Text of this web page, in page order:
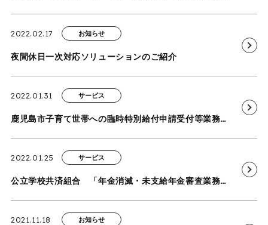
2022.02.17 お知らせ
夜間休日一次対応ソリューションのご紹介
2022.01.31 サービス
鹿児島市子育て世帯への臨時特別給付申請受付等業務を受託 －申請受付・審査・相談窓口等業務の事務局運営代行サービスの運営－
2022.01.25 サービス
公立学校共済組合 「年金消滅・未支給年金審査業務」を受託
2021.11.18 お知らせ